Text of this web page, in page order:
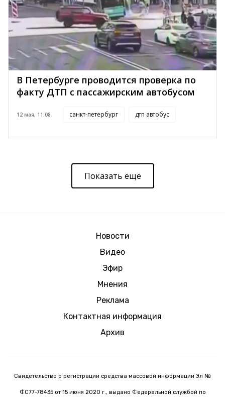
В Петербурге проводится проверка по
факту ДТП с пассажирским автобусом
12 мая, 11:08 санкт-петербург дтп автобус
Показать еще
Новости
Видео
Эфир
Мнения
Реклама
Контактная информация
Архив
Свидетельство о регистрации средства массовой информации Эл №
ФС77-78435 от 15 июня 2020 г., выдано Федеральной службой по